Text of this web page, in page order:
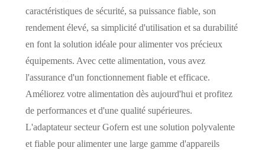
caractéristiques de sécurité, sa puissance fiable, son
rendement élevé, sa simplicité d'utilisation et sa durabilité
en font la solution idéale pour alimenter vos précieux
équipements. Avec cette alimentation, vous avez
l'assurance d'un fonctionnement fiable et efficace.
Améliorez votre alimentation dès aujourd'hui et profitez
de performances et d'une qualité supérieures.
L'adaptateur secteur Gofern est une solution polyvalente
et fiable pour alimenter une large gamme d'appareils